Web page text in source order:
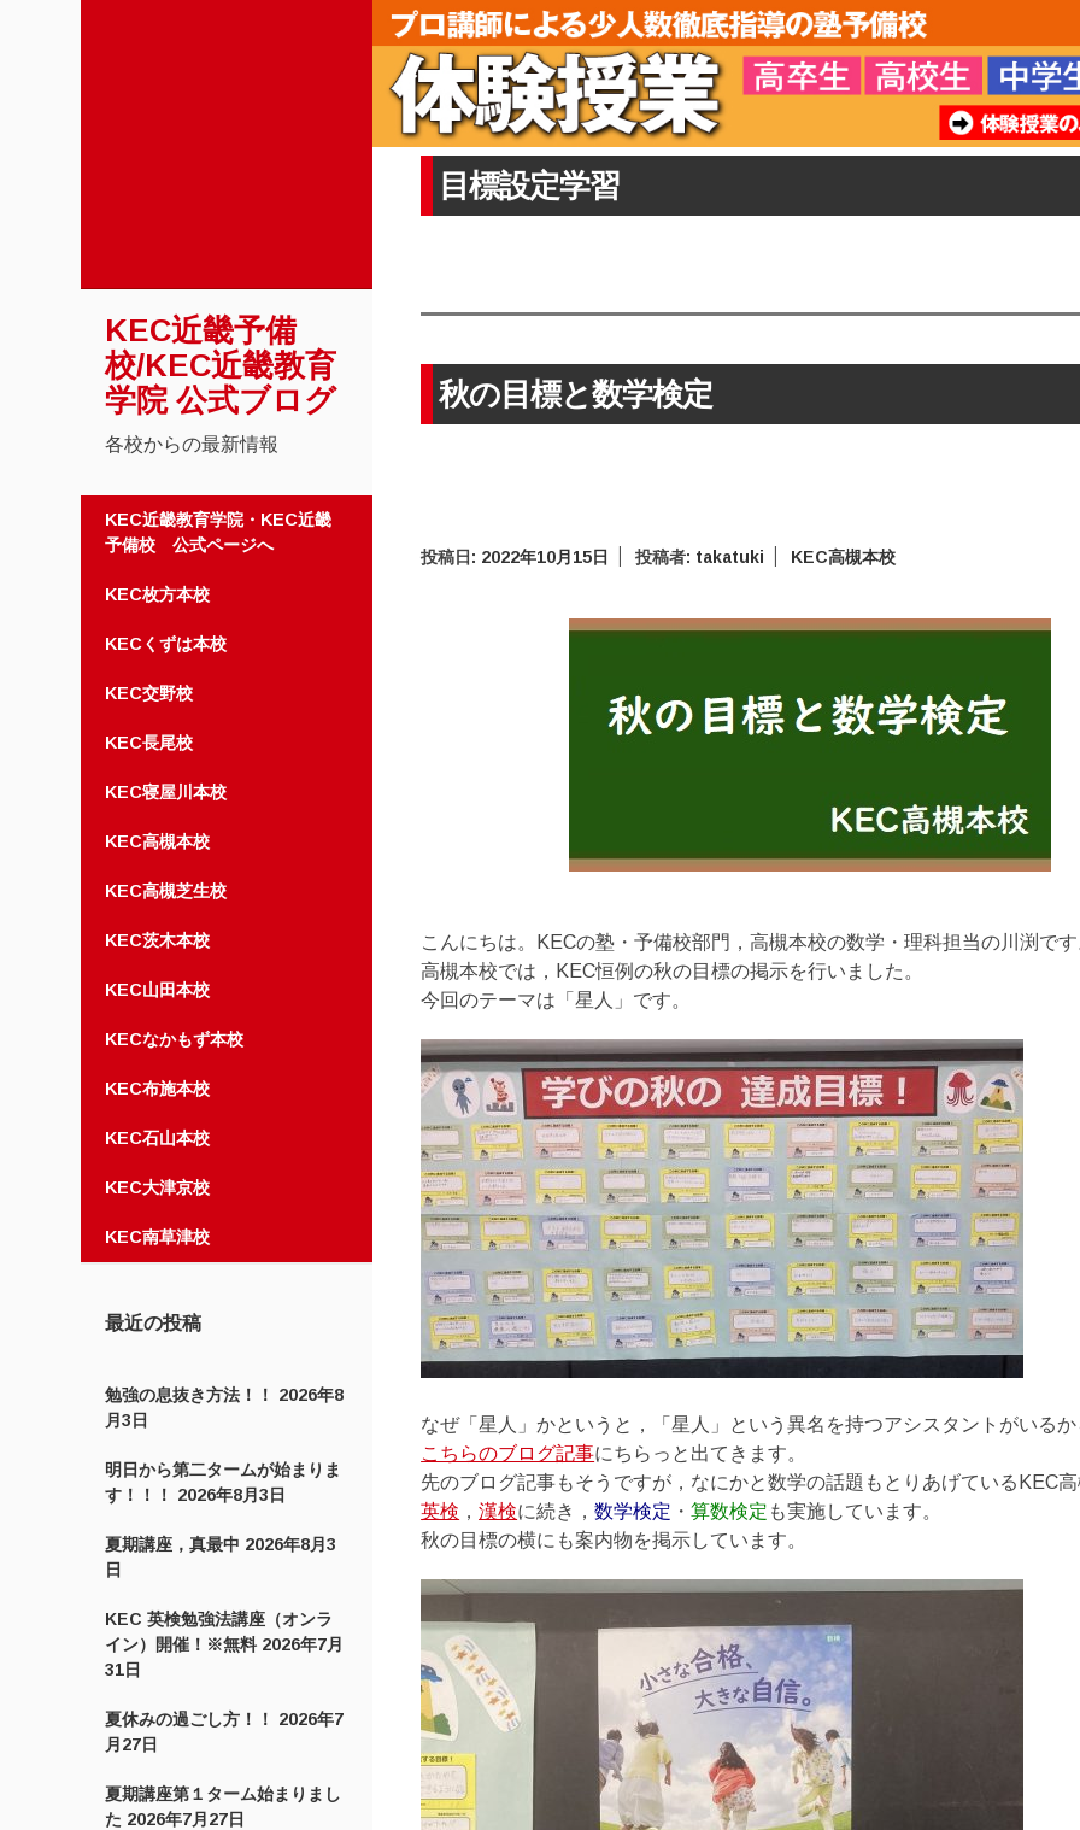
KEC近畿予備
校/KEC近畿教育
学院 公式ブログ
各校からの最新情報
コンテンツへスキップ
KEC近畿教育学院・KEC近畿
予備校 公式ページへ
KEC枚方本校
KECくずは本校
KEC交野校
KEC長尾校
KEC寝屋川本校
KEC高槻本校
KEC高槻芝生校
KEC茨木本校
KEC山田本校
KECなかもず本校
KEC布施本校
KEC石山本校
KEC大津京校
KEC南草津校
最近の投稿
勉強の息抜き方法！！
2026年8
月3日
明日から第二タームが始まりま
す！！！
2026年8月3日
夏期講座，真最中 2026年8月3
日
KEC 英検勉強法講座（オンラ
イン）開催！※無料 2026年7月
31日
夏休みの過ごし方！！
2026年7
月27日
夏期講座第１ターム始まりまし
た 2026年7月27日
目標設定学習
秋の目標と数学検定
投稿日: 2022年10月15日 投稿者: takatuki KEC高槻本校
こんにちは。KECの塾・予備校部門，高槻本校の数学・理科担当の川渕で
高槻本校では，KEC恒例の秋の目標の掲示を行いました。
今回のテーマは「星人」です。
なぜ「星人」かというと，「星人」という異名を持つアシスタントがいる
こちらのブログ記事にちらっと出てきます。
先のブログ記事もそうですが，なにかと数学の話題もとりあげているKEC
英検 ，漢検に続き，数学検定 ・算数検定 も実施しています。
秋の目標の横にも案内物を掲示しています。